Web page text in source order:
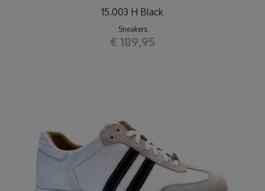
15.003 H Black
Sneakers
€ 189,95